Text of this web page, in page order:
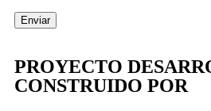
PROYECTO
CONSTRUIDO POR